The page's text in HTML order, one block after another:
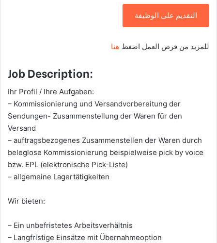
التقديم على الوظيفة
للمزيد من فرص العمل اضغط هنا
Job Description:
Ihr Profil / Ihre Aufgaben:
– Kommissionierung und Versandvorbereitung der
Sendungen- Zusammenstellung der Waren für den
Versand
– auftragsbezogenes Zusammenstellen der Waren durch
beleglose Kommissionierung beispielweise pick by voice
bzw. EPL (elektronische Pick-Liste)
– allgemeine Lagertätigkeiten
Wir bieten:
– Ein unbefristetes Arbeitsverhältnis
– Langfristige Einsätze mit Übernahmeoption